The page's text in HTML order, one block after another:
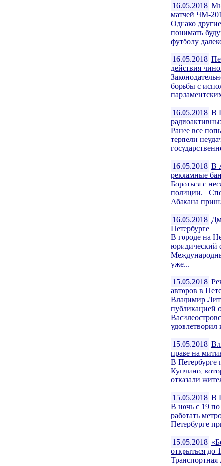
16.05.2018
матчей ЧМ-
Однако
понимать
футболу
16.05.2018
действия
борьбы с
16.05.2018 В
Ранее все
терпели
16.05.2018 В
рекламные
Бороться с
полиции.
Абакана
16.05.2018
Петербурге
В городе на
уже...
15.05.2018
авторов в
Владимир
публикацией
удовлетворил
15.05.2018
праве на
В Петербурге
Купчино,
отказали
15.05.2018 В
В ночь с 19 по
работать
Петербурге
15.05.2018
открыться до